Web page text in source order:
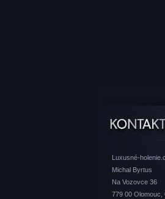
Luxusné-
Michal Byrtus
Na Vozovce 36
779 00 Olomouc,